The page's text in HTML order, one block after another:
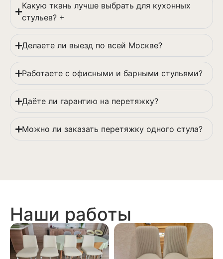
Какую ткань лучше выбрать для кухонных
стульев? +
Делаете ли выезд по всей Москве?
Работаете с офисными и барными стульями?
Даёте ли гарантию на перетяжку?
Можно ли заказать перетяжку одного стула?
Наши работы